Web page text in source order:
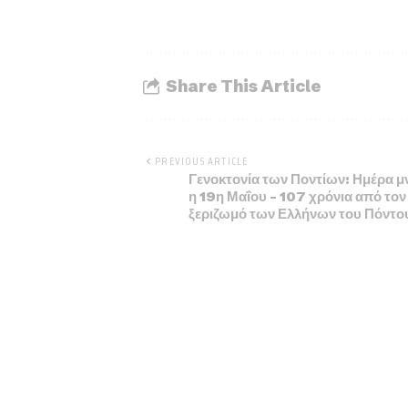
Share This Article
PREVIOUS ARTICLE
Γενοκτονία των Ποντίων: Ημέρα
η 19η Μαΐου – 107 χρόνια από τον
ξεριζωμό των Ελλήνων του